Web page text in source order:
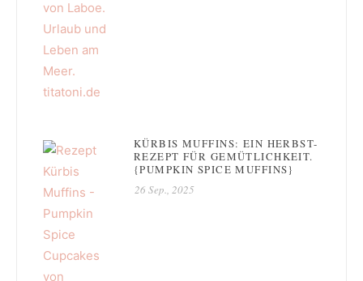
KÜRBIS MUFFINS: EIN HERBST-
REZEPT FÜR GEMÜTLICHKEIT.
{PUMPKIN SPICE MUFFINS}
26 Sep., 2025